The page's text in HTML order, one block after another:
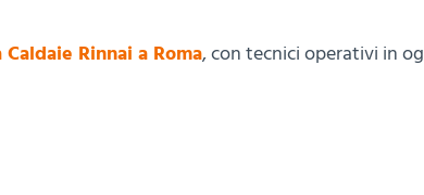
Rinnai a Roma, con tecnici operativi in